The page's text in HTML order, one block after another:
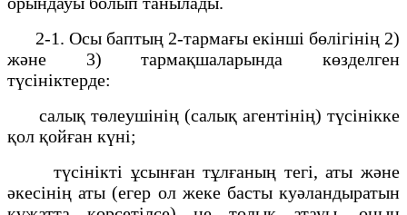
2-1. Осы баптың 2-тармағы екінші бөлігінің 2)
және 3) тармақшаларында көзделген
түсініктерде:
салық төлеушінің (салық агентінің) түсінікке
қол қойған күні;
түсінікті ұсынған тұлғаның тегі, аты және
әкесінің аты (егер ол жеке басты куәландыратын